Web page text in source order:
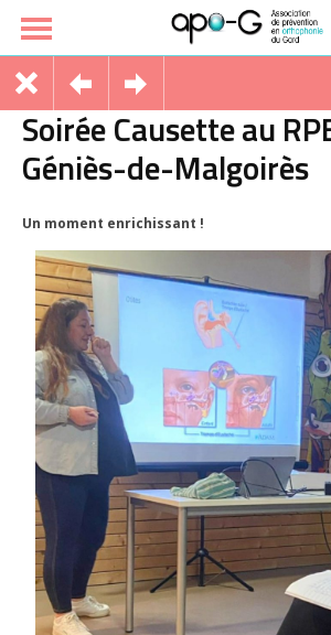
Soirée Causette au
Géniès-de-Malgoirès
Un moment enrichissant !